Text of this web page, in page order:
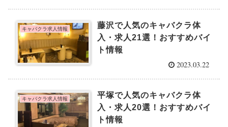
キャバクラ求人情報
藤沢で人気のキャバクラ体
入・求人21選！おすすめバイ
ト情報
2023.03.22
キャバクラ求人情報
平塚で人気のキャバクラ体
入・求人20選！おすすめバイ
ト情報